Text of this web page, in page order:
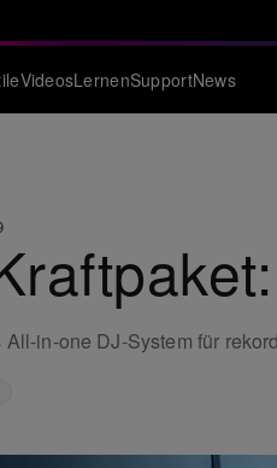
VideosLernenSupportNews
in-one DJ-System für